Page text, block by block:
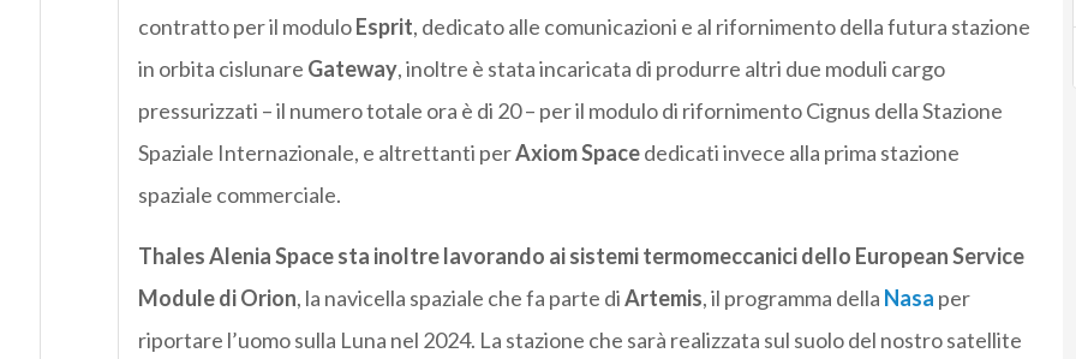
contratto per il moduloEsprit, dedicato alle comunicazioni e al rifornimento della futura stazione
in orbita cislunare Gateway, inoltre è stata incaricata di produrre altri due moduli cargo
pressurizzati – il numero totale ora è di 20 – per il modulo di rifornimento Cignus della Stazione
Spaziale Internazionale, e altrettanti perAxiom Spacededicati invece alla prima stazione
spaziale commerciale.
Thales Alenia Space sta inoltre lavorando ai sistemi termomeccanici dello European Service
Module di Orion, la navicella spaziale che fa parte diArtemis, il programma della Nasa per
riportare l’uomo sulla Luna nel 2024. La stazione che sarà realizzata sul suolo del nostro satellite